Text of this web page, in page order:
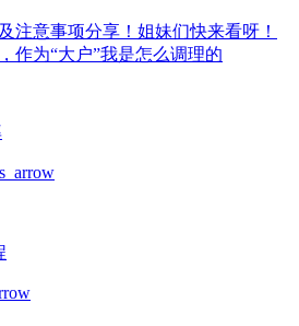
注意事项分享！姐妹们快来看呀！
作为“大户”我是怎么调理的